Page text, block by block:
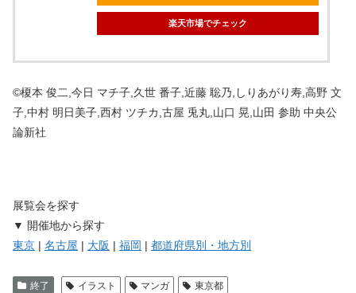
楽天市場でチェック
©榎本 俊二,今日 マチ子,久世 番子,近藤 聡乃,しりあがり寿,高野 文
子,中村 明日美子,西村 ツチカ,古屋 兎丸,山口 晃,山田 参助 中央公
論新社
展覧会を探す
▼ 開催地から探す
東京 | 名古屋 | 大阪 | 福岡 | 都道府県別・地方別
終了 イラスト マンガ 東京都